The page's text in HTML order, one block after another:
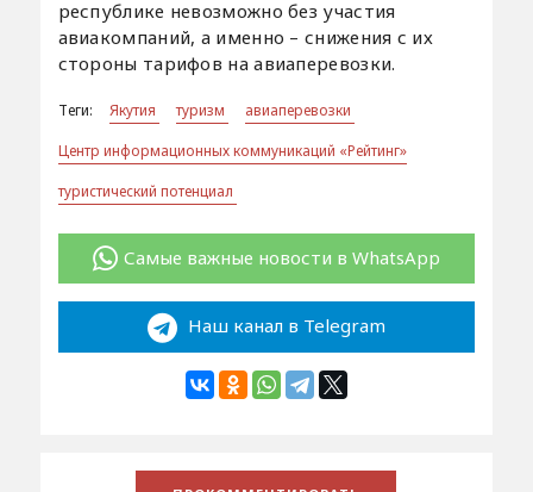
республике невозможно без участия
авиакомпаний, а именно – снижения с их
стороны тарифов на авиаперевозки.
Теги: Якутия туризм
авиаперевозки
Центр информационных коммуникаций «Рейтинг»
туристический потенциал
Самые важные новости в WhatsApp
Наш канал в Telegram